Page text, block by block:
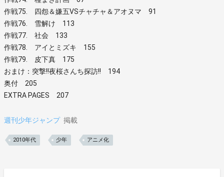
作戦75. 四怨＆嫌五VSチャチャ＆アオヌマ 91
作戦76. 雪解け 113
作戦77. 社会 133
作戦78. アイとミズキ 155
作戦79. 皮下真 175
おまけ：突撃!!夜桜さんち探訪!! 194
奥付 205
EXTRA PAGES 207
週刊少年ジャンプ 掲載
2010年代 少年 アニメ化